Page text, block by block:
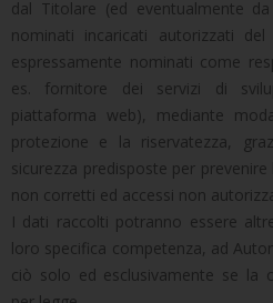
dal Titolare (ed eventualmente
nominati incaricati autorizzati
espressamente nominati come
es. fornitore dei servizi di
piattaforma web), mediante
protezione e la riservatezza,
sicurezza predisposte per
non corretti ed accessi non
I dati raccolti potranno essere
loro specifica competenza, ad
ciò solo ed esclusivamente se la